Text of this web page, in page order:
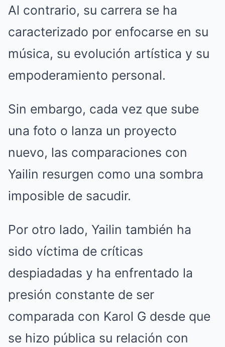
Al contrario, su carrera se ha
caracterizado por enfocarse en su
música, su evolución artística y su
empoderamiento personal.
Sin embargo, cada vez que sube
una foto o lanza un proyecto
nuevo, las comparaciones con
Yailin resurgen como una sombra
imposible de sacudir.
Por otro lado, Yailin también ha
sido víctima de críticas
despiadadas y ha enfrentado la
presión constante de ser
comparada con Karol G desde que
se hizo pública su relación con